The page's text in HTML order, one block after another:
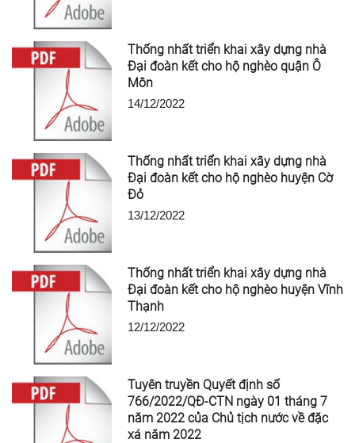
Thống nhất triển khai xây dựng nhà
Đại đoàn kết cho hộ nghèo quận Ô
Môn
14/12/2022
Thống nhất triển khai xây dựng nhà
Đại đoàn kết cho hộ nghèo huyện Cờ
Đỏ
13/12/2022
Thống nhất triển khai xây dựng nhà
Đại đoàn kết cho hộ nghèo huyện Vĩnh
Thạnh
12/12/2022
Tuyên truyền Quyết định số
766/2022/QĐ-CTN ngày 01 tháng 7
năm 2022 của Chủ tịch nước về đặc
xá năm 2022